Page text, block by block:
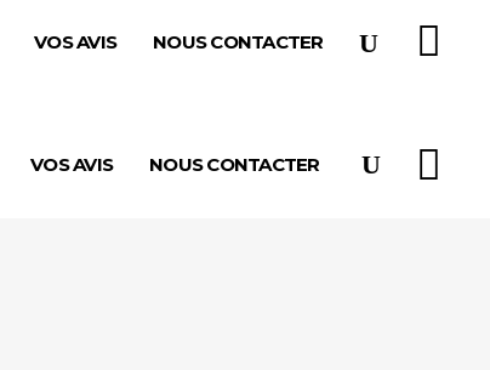
VOS AVIS NOUS CONTACTER
VOS AVIS NOUS CONTACTER